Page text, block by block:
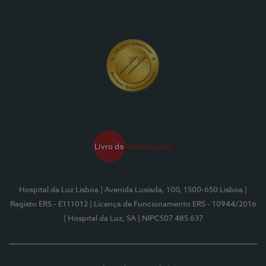
Hospital da Luz Lisboa | Avenida Lusíada, 100, 1500-650 Lisboa
Registo ERS - E111012
| Licença de Funcionamento ERS - 10944/2016
| Hospital da Luz, SA
| NIPC507 485 637